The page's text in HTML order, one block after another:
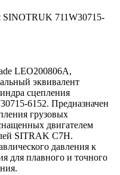
711W30715-
LEO200806A,
эквивалент
сцепления
6152. Предназначен
грузовых
двигателем
SITRAK C7H.
давления к
для плавного и точного